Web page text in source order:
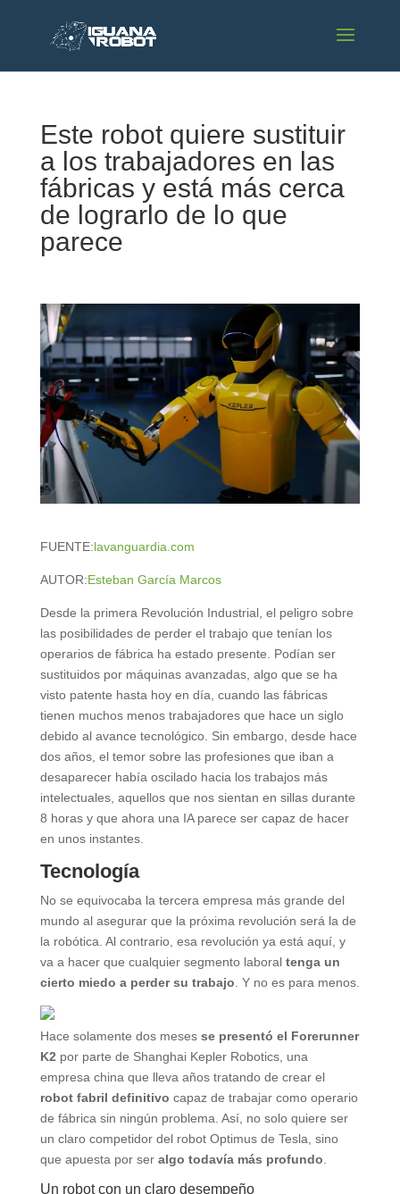
Este robot quiere sustituir
a los trabajadores en las
fábricas y está más cerca
de lograrlo de lo que
parece
FUENTE:lavanguardia.com
AUTOR:Esteban García Marcos
Desde la primera Revolución Industrial, el peligro sobre
las posibilidades de perder el trabajo que tenían los
operarios de fábrica ha estado presente. Podían ser
sustituidos por máquinas avanzadas, algo que se ha
visto patente hasta hoy en día, cuando las fábricas
tienen muchos menos trabajadores que hace un siglo
debido al avance tecnológico. Sin embargo, desde hace
dos años, el temor sobre las profesiones que iban a
desaparecer había oscilado hacia los trabajos más
intelectuales, aquellos que nos sientan en sillas durante
8 horas y que ahora una IA parece ser capaz de hacer
en unos instantes.
Tecnología
No se equivocaba la tercera empresa más grande del
mundo al asegurar que la próxima revolución será la de
la robótica. Al contrario, esa revolución ya está aquí, y
va a hacer que cualquier segmento laboral tenga un
cierto miedo a perder su trabajo . Y no es para menos.
Hace solamente dos meses se presentó el Forerunner
K2 por parte de Shanghai Kepler Robotics, una
empresa china que lleva años tratando de crear el
robot fabril definitivo capaz de trabajar como operario
de fábrica sin ningún problema. Así, no solo quiere ser
un claro competidor del robot Optimus de Tesla, sino
que apuesta por ser algo todavía más profundo
Un robot con un claro desempeño